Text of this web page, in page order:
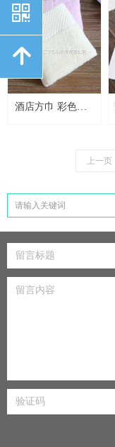
酒店方巾 彩色铂
上一页
낃
녕